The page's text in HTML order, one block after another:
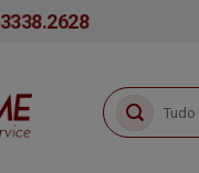
3338.2628
Pesquisar
por: